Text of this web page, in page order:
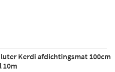
merk
en zijn ge
als prof
Kerdi afdichtingsmat 100cm
10m